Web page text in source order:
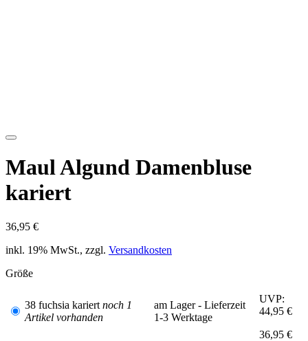
Maul Algund Damenbluse
kariert
36,95 €
inkl. 19% MwSt., zzgl. Versandkosten
Größe
38 fuchsia kariert noch 1
Artikel vorhanden
am Lager - Lieferzeit
1-3 Werktage
UVP:
44,95 €
36,95 €